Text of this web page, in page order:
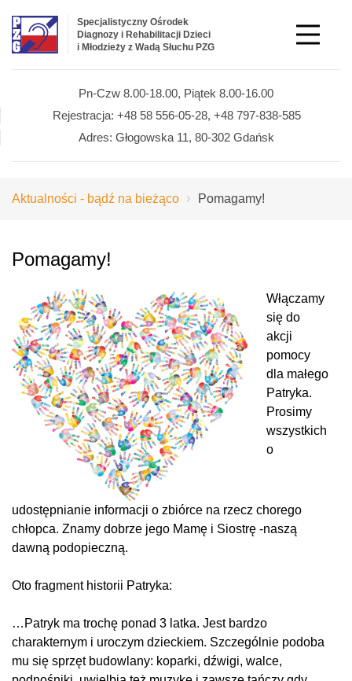
Specjalistyczny Ośrodek
Diagnozy i Rehabilitacji Dzieci
i Młodzieży z Wadą Słuchu PZG
Pn-Czw 8.00-18.00, Piątek 8.00-16.00
Rejestracja: +48 58 556-05-28, +48 797-838-585
Adres: Głogowska 11, 80-302 Gdańsk
Aktualności - bądź na bieżąco Pomagamy!
Pomagamy!
Włączamy
się do
akcji
pomocy
dla małego
Patryka.
Prosimy
wszystkich
o
udostępnianie informacji o zbiórce na rzecz chorego
chłopca. Znamy dobrze jego Mamę i Siostrę -naszą
dawną podopieczną.
Oto fragment historii Patryka:
…Patryk ma trochę ponad 3 latka. Jest bardzo
charakternym i uroczym dzieckiem. Szczególnie podoba
mu się sprzęt budowlany: koparki, dźwigi, walce,